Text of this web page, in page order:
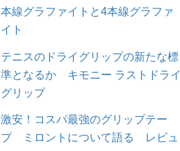
本線グラファイトと4本線グラファ
イト
テニスのドライグリップの新たな標
準となるか キモニー ラストドライ
グリップ
激安！コスパ最強のグリップテー
プ ミロントについて語る レビュ